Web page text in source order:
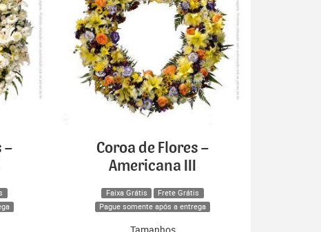
–
Coroa de Flores –
Americana III
Faixa Grátis
Frete Grátis
Pague somente após a entrega